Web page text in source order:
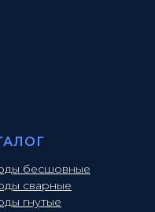
бесшовные
сварные
гнутые